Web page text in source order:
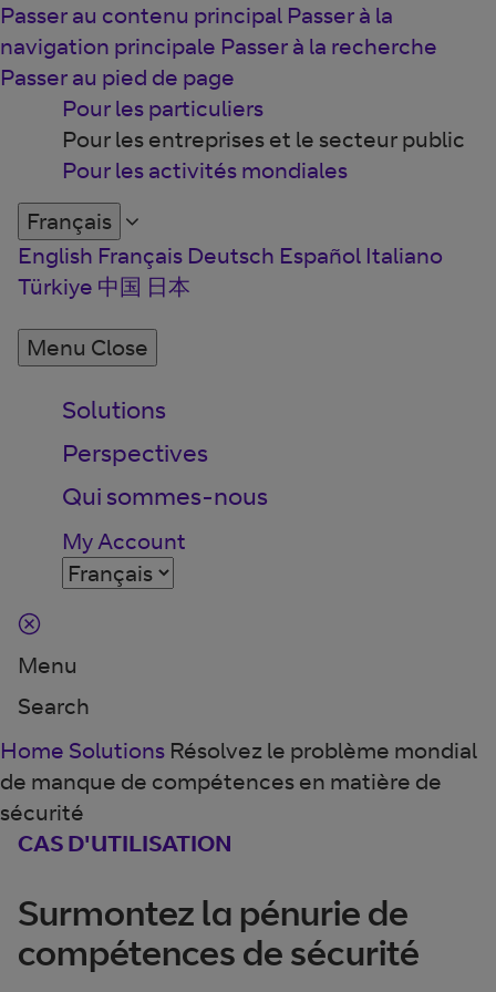
Passer au contenu principal Passer à la
navigation principale Passer à la recherche
Passer au pied de page
Pour les particuliers
Pour les entreprises et le secteur public
Pour les activités mondiales
Français
English Français Deutsch Español Italiano
Türkiye 中国 日本
Menu Close
Solutions
Perspectives
Qui sommes-nous
My Account
Menu
Search
Home Solutions Résolvez le problème mondial
de manque de compétences en matière de
sécurité
CAS D'UTILISATION
Surmontez la pénurie de
compétences de sécurité